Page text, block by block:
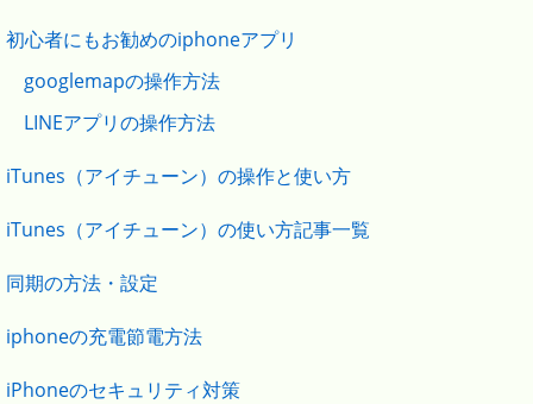
初心者にもお勧めのiphoneアプリ
googlemapの操作方法
LINEアプリの操作方法
iTunes（アイチューン）の操作と使い方
iTunes（アイチューン）の使い方記事一覧
同期の方法・設定
iphoneの充電節電方法
iPhoneのセキュリティ対策